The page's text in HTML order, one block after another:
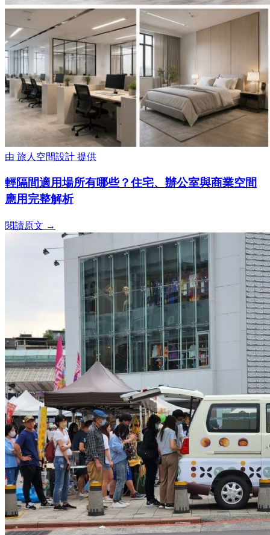
由 旅人空間設計提供
輕隔間適用場所有哪些？住宅、辦公室與商業空間
應用完整解析
閱讀原文 →